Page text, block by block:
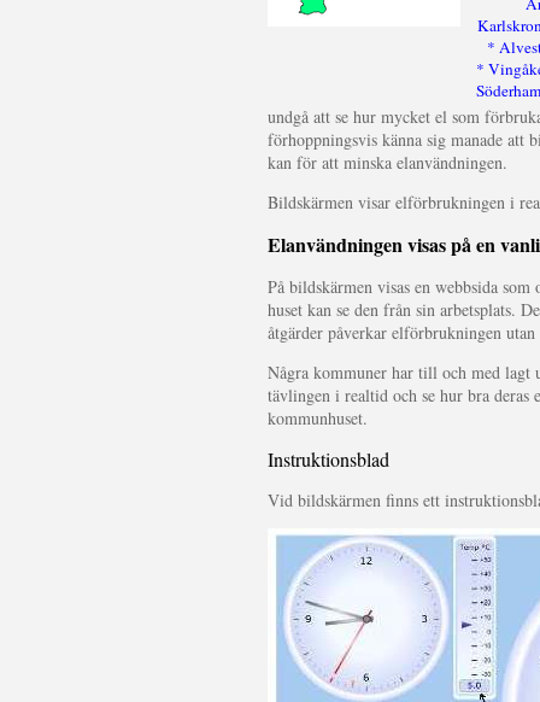
*
*
undgå att se hur mycket el som
förhoppningsvis känna sig manade att
kan för att minska elanvändningen.
Bildskärmen visar elförbrukningen i
Elanvändningen visas på en
På bildskärmen visas en webbsida
huset kan se den från sin arbetsplats.
åtgärder påverkar elförbrukningen
Några kommuner har till och med lagt
tävlingen i realtid och se hur bra deras
kommunhuset.
Instruktionsblad
Vid bildskärmen finns ett